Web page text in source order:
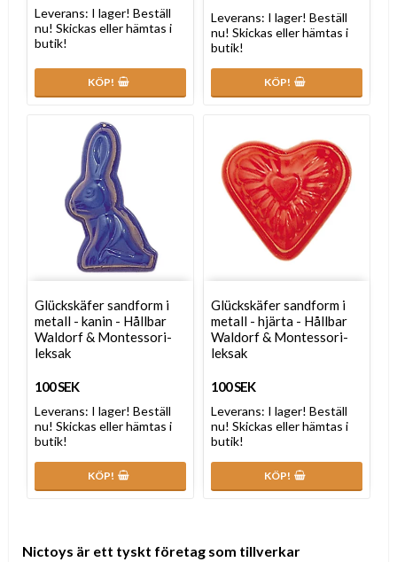
Leverans: I lager! Beställ
nu! Skickas eller hämtas i
butik!
KÖP!
Leverans: I lager! Beställ
nu! Skickas eller hämtas i
butik!
KÖP!
Glückskäfer sandform i
metall - kanin - Hållbar
Waldorf & Montessori-
leksak
100 SEK
Leverans: I lager! Beställ
nu! Skickas eller hämtas i
butik!
KÖP!
Glückskäfer sandform i
metall - hjärta - Hållbar
Waldorf & Montessori-
leksak
100 SEK
Leverans: I lager! Beställ
nu! Skickas eller hämtas i
butik!
KÖP!
Nictoys är ett tyskt företag som tillverkar